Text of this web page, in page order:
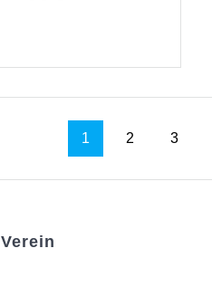
1 2 3
Verein